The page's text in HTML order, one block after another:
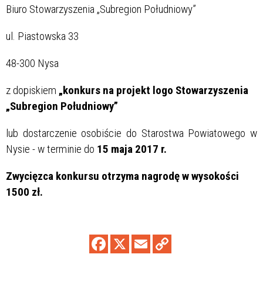
Biuro Stowarzyszenia „Subregion Południowy”
ul. Piastowska 33
48-300 Nysa
z dopiskiem „konkurs na projekt logo Stowarzyszenia
„Subregion Południowy”
lub dostarczenie osobiście do Starostwa Powiatowego w
Nysie - w terminie do 15 maja 2017 r.
Zwycięzca konkursu otrzyma nagrodę w wysokości
1500 zł.